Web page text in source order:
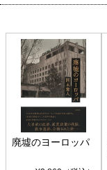
廃墟のヨーロッパ